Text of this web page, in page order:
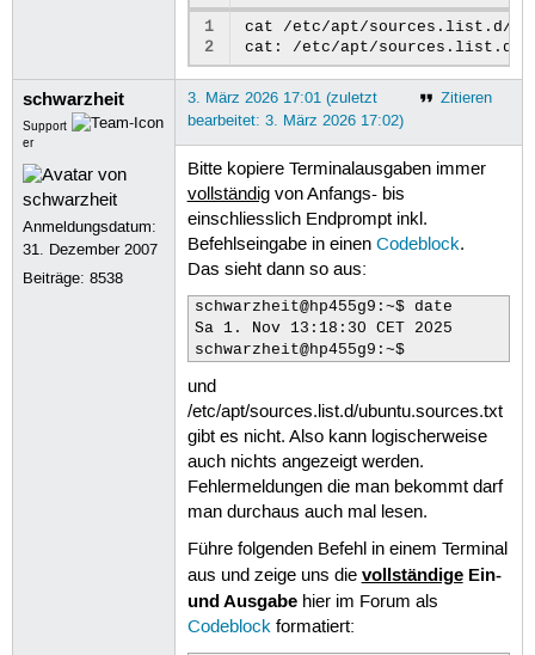
1
2
cat
/etc/apt/sources.list.d/
cat:
/etc/apt/sources.list.d/
schwarzheit
Support
er
Anmeldungsdatum:
31. Dezember 2007
Beiträge:8538
Zitieren
3. März 2026 17:01 (zuletzt
bearbeitet: 3. März 2026 17:02)
Bitte kopiere Terminalausgaben immer
vollständigvon Anfangs- bis
einschliesslich Endprompt inkl.
Befehlseingabe in einen Codeblock.
Das sieht dann so aus:
schwarzheit@hp455g9:~$ date
Sa 1. Nov 13:18:30 CET 2025
schwarzheit@hp455g9:~$
und
/etc/apt/sources.list.d/ubuntu.sources.txt
gibt es nicht. Also kann logischerweise
auch nichts angezeigt werden.
Fehlermeldungen die man bekommt darf
man durchaus auch mal lesen.
Führe folgenden Befehl in einem Terminal
aus und zeige uns die vollständigeEin-
und Ausgabehier im Forum als
Codeblockformatiert: